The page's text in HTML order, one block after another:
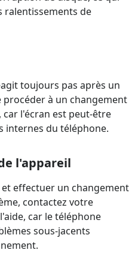
ralentissements de
toujours pas après un
procéder à un changement
car l'écran est peut-être
internes du téléphone.
l'appareil
effectuer un changement
contactez votre
car le téléphone
sous-jacents